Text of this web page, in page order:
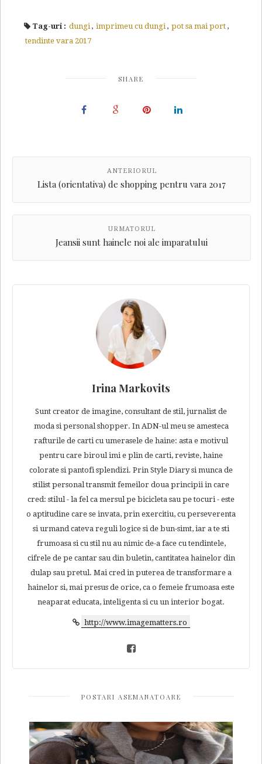
Tag-uri : dungi , imprimeu cu dungi , pot sa mai port ,
tendinte vara 2017
SHARE
ANTERIORUL
Lista (orientativa) de shopping pentru vara 2017
URMATORUL
Jeansii sunt hainele noi ale imparatului
Irina Markovits
Sunt creator de imagine, consultant de stil, jurnalist de
moda si personal shopper. In ADN-ul meu se amesteca
rafturile de carti cu umerasele de haine: asta e motivul
pentru care biroul imi e plin de carti, reviste, haine
colorate si pantofi splendizi. Prin Style Diary si munca de
stilist personal transmit femeilor doua principii in care
cred: stilul - la fel ca mersul pe bicicleta sau pe tocuri - este
o aptitudine care se invata, prin exercitiu, cu perseverenta
si urmand cateva reguli logice si de bun-simt, iar a te sti
frumoasa si cu stil nu au nimic de-a face cu tendintele,
cifrele de pe cantar sau din buletin, cantitatea hainelor din
dulap sau pretul. Mai cred in puterea de transformare a
hainelor si, mai presus de orice, ca o femeie frumoasa este
neaparat educata, inteligenta si cu un interior bogat.
http://www.imagematters.ro
POSTARI ASEMANATOARE